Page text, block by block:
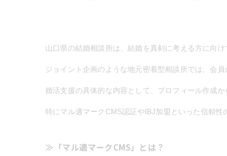
山口県の結婚相談所は、結婚を真剣に考える方に向
ジョイント企画のような地元密着型相談所では、会
婚活支援の具体的な内容として、プロフィール作成
特にマル適マークCMS認証やIBJ加盟といった信頼性
≫「マル適マークCMS」とは？